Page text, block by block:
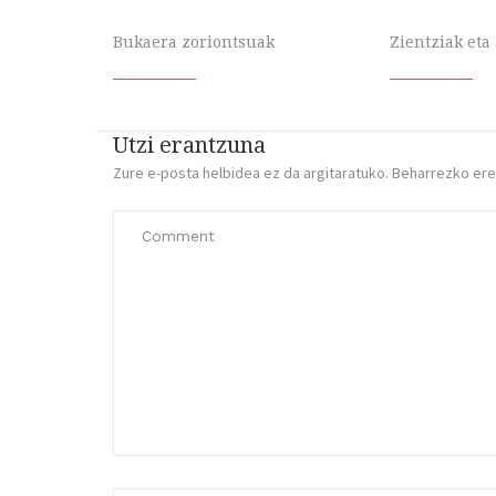
Bukaera zoriontsuak Zientziak eta
Utzi erantzuna
Zure e-posta helbidea ez da argitaratuko. Beharrezko